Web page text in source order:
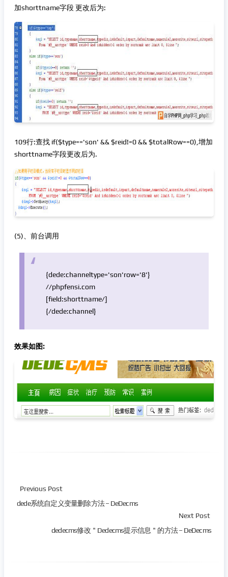
加shorttname字段 更改后为:
109行:查找 if($type=='son' && $reid!=0 && $totalRow==0),增加
shorttname字段更改后为.
(5)、前台调用
{dede:channeltype='son'row='8'}
//phpfensi.com
[field:shorttname/]
{/dede:channel}
效果如图:
Previous Post
dede系统自定义变量删除方法 – DeDecms
Next Post
dedecms修改＂Dedecms提示信息＂的方法 – DeDecms